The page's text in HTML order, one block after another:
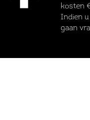
kosten
Indien
gaan